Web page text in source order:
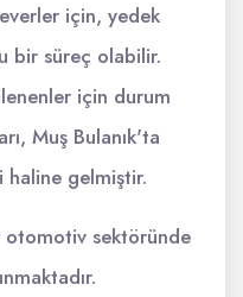
için, yedek
bir süreç olabilir.
için durum
Muş Bulanık'ta
gelmiştir.
otomotiv sektöründe